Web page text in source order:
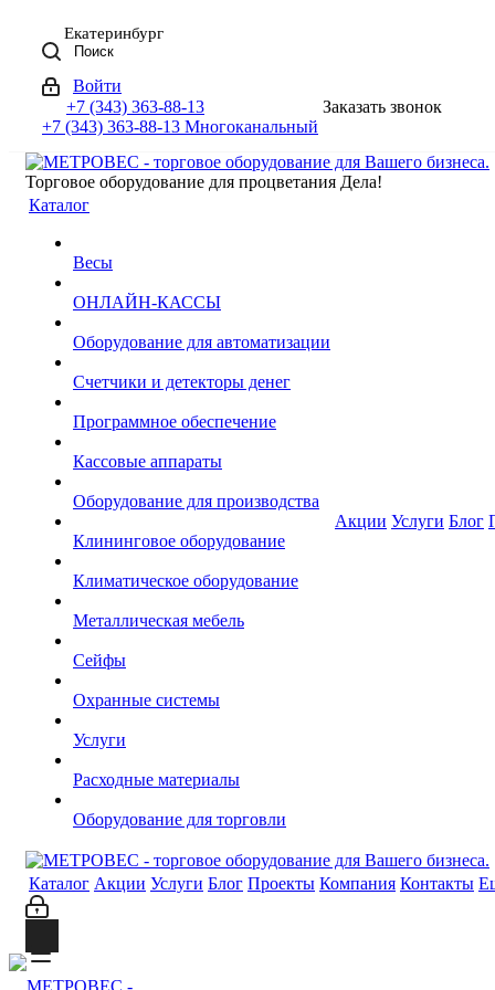
Екатеринбург
Поиск
Войти
+7 (343) 363-88-13
+7 (343) 363-88-13 Многоканальный
Заказать звонок
Торговое оборудование для процветания Дела!
Каталог
Весы
ОНЛАЙН-КАССЫ
Оборудование для автоматизации
Счетчики и детекторы денег
Программное обеспечение
Кассовые аппараты
Оборудование для производства
Клининговое оборудование
Климатическое оборудование
Металлическая мебель
Сейфы
Охранные системы
Услуги
Расходные материалы
Оборудование для торговли
Акции Услуги Блог
Каталог Акции Услуги Блог Проекты Компания Контакты